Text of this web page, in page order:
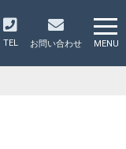
TEL お問い合わせ MENU